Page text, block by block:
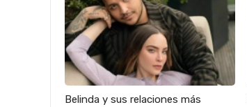
Belinda y sus relaciones más